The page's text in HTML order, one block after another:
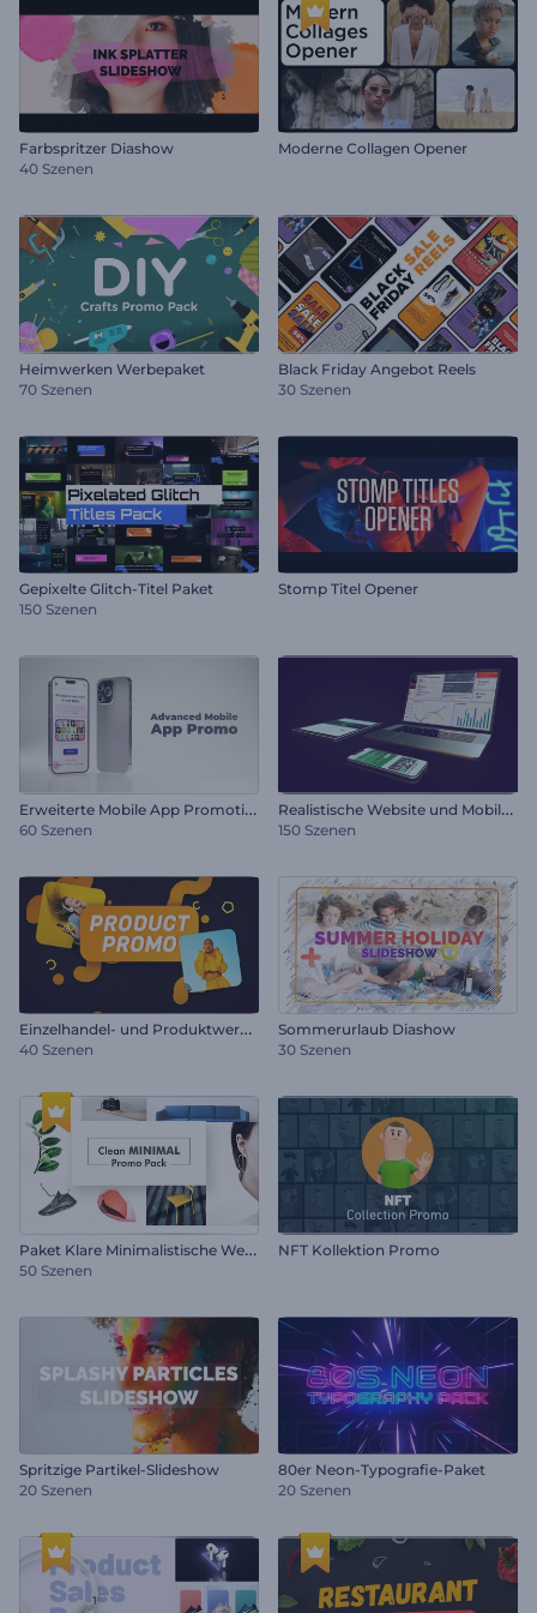
Farbspritzer Diashow
40 Szenen
Moderne Collagen Opener
Heimwerken Werbepaket
70 Szenen
Black Friday Angebot Reels
30 Szenen
Gepixelte Glitch-Titel Paket
150 Szenen
Stomp Titel Opener
E
rweiterte Mobile App Promotion
60 Szenen
R
ealistische Website und Mobilwerbung
150 Szenen
E
inzelhandel- und Produktwerbung
40 Szenen
Sommerurlaub Diashow
30 Szenen
P
aket Klare Minimalistische Werbung
50 Szenen
NFT Kollektion Promo
Spritzige Partikel-Slideshow
20 Szenen
80er Neon-Typografie-Paket
20 Szenen